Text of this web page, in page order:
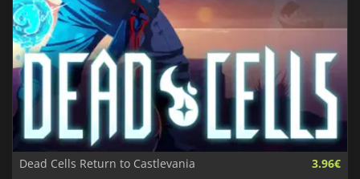
Dead Cells Return to Castlevania
3.96€